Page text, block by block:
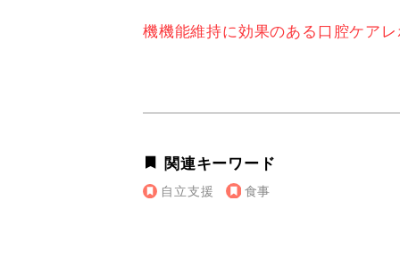
機機能維持に効果のある口腔ケア
関連キーワード
自立支援 食事